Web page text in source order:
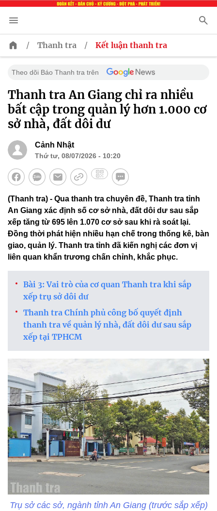
/ Thanh tra / Kết luận thanh tra
Theo dõi Báo Thanh tra trên
Thanh tra An Giang chỉ ra nhiều
bất cập trong quản lý hơn 1.000 cơ
sở nhà, đất dôi dư
Cảnh Nhật
Thứ tư, 08/07/2026 - 10:20
(Thanh tra) - Qua thanh tra chuyên đề, Thanh tra tỉnh
An Giang xác định số cơ sở nhà, đất dôi dư sau sắp
xếp tăng từ 695 lên 1.070 cơ sở sau khi rà soát lại.
Đồng thời phát hiện nhiều hạn chế trong thống kê, bàn
giao, quản lý. Thanh tra tỉnh đã kiến nghị các đơn vị
liên quan khẩn trương chấn chỉnh, khắc phục.
Bài 3: Vai trò của cơ quan Thanh tra khi sắp
xếp trụ sở dôi dư
Thanh tra Chính phủ công bố quyết định
thanh tra về quản lý nhà, đất dôi dư sau sắp
xếp tại TPHCM
Trụ sở các sở, ngành tỉnh An Giang (trước sắp xếp)